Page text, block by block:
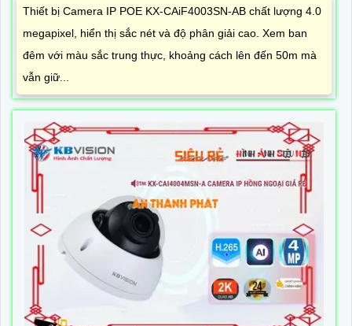
Thiết bị Camera IP POE KX-CAiF4003SN-AB chất lượng 4.0
megapixel, hiển thị sắc nét và độ phân giải cao. Xem ban
đêm với màu sắc trung thực, khoảng cách lên đến 50m mà
vẫn giữ...